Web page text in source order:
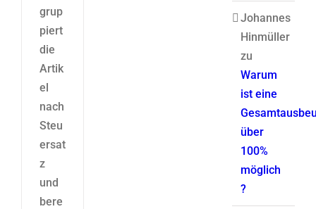
grup
piert
die
Artik
el
nach
Steu
ersat
z
und
bere
Johannes
Hinmüller
zu
Warum
ist eine
über
100%
möglich
?